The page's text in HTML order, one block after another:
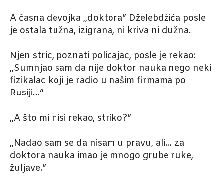
A časna devojka „doktora“ Dželebdžića posle
je ostala tužna, izigrana, ni kriva ni dužna.
Njen stric, poznati policajac, posle je rekao:
„Sumnjao sam da nije doktor nauka nego neki
fizikalac koji je radio u našim firmama po
Rusiji…“
„A što mi nisi rekao, striko?“
„Nadao sam se da nisam u pravu, ali… za
doktora nauka imao je mnogo grube ruke,
žuljave.“